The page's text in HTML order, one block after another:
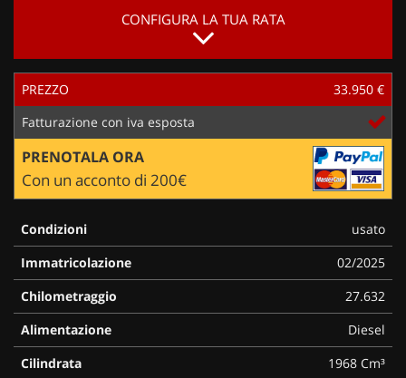
CONFIGURA LA TUA RATA
PREZZO
33.950 €
Fatturazione con iva esposta
PRENOTALA ORA
Con un acconto di 200€
Condizioni
usato
Immatricolazione
02/2025
Chilometraggio
27.632
Alimentazione
Diesel
Cilindrata
1968 Cm³